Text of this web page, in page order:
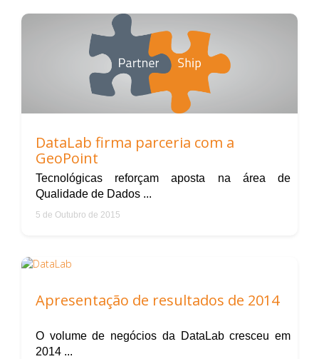
DataLab firma parceria com a
GeoPoint
Tecnológicas reforçam aposta na área de
Qualidade de Dados ...
5 de Outubro de 2015
Apresentação de resultados de 2014
O volume de negócios da DataLab cresceu em
2014 ...